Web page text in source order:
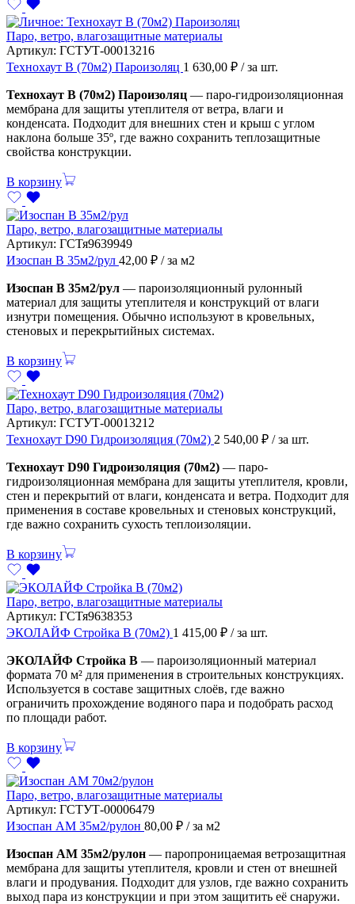
Паро, ветро, влагозащитные материалы
Артикул: ГСТУТ-00013216
Технохаут В (70м2) Пароизоляц 1 630,00 ₽ / за шт.
Технохаут В (70м2) Пароизоляц — паро-гидроизоляционная
мембрана для защиты утеплителя от ветра, влаги и
конденсата. Подходит для внешних стен и крыш с углом
наклона больше 35º, где важно сохранить теплозащитные
свойства конструкции.
В корзину
Паро, ветро, влагозащитные материалы
Артикул: ГСТя9639949
Изоспан В 35м2/рул 42,00 ₽ / за м2
Изоспан В 35м2/рул — пароизоляционный рулонный
материал для защиты утеплителя и конструкций от влаги
изнутри помещения. Обычно используют в кровельных,
стеновых и перекрытийных системах.
В корзину
Паро, ветро, влагозащитные материалы
Артикул: ГСТУТ-00013212
Технохаут D90 Гидроизоляция (70м2) 2 540,00 ₽ / за шт.
Технохаут D90 Гидроизоляция (70м2) — паро-
гидроизоляционная мембрана для защиты утеплителя, кровли,
стен и перекрытий от влаги, конденсата и ветра. Подходит для
применения в составе кровельных и стеновых конструкций,
где важно сохранить сухость теплоизоляции.
В корзину
Паро, ветро, влагозащитные материалы
Артикул: ГСТя9638353
ЭКОЛАЙФ Стройка В (70м2) 1 415,00 ₽ / за шт.
ЭКОЛАЙФ Стройка В — пароизоляционный материал
формата 70 м² для применения в строительных конструкциях.
Используется в составе защитных слоёв, где важно
ограничить прохождение водяного пара и подобрать расход
по площади работ.
В корзину
Паро, ветро, влагозащитные материалы
Артикул: ГСТУТ-00006479
Изоспан АМ 35м2/рулон 80,00 ₽ / за м2
Изоспан АМ 35м2/рулон — паропроницаемая ветрозащитная
мембрана для защиты утеплителя, кровли и стен от внешней
влаги и продувания. Подходит для узлов, где важно сохранить
выход пара из конструкции и при этом защитить её снаружи.